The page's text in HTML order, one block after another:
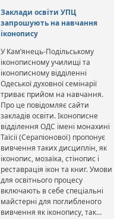
Заклади освіти УПЦ
запрошують на навчання
іконопису
У Кам’янець-Подільському
іконописному училищі та
іконописному відділенні
Одеської духовної семінарії
триває прийом на навчання.
Про це повідомляє сайти
закладів освіти. Іконописне
відділення ОДС імені монахині
Таїсії (Серапіонової) пропонує
вивчення таких дисциплін, як
іконопис, мозаїка, стінопис і
реставрація ікон та книг. Умови
для освітнього процесу
включають в себе спеціальні
майстерні для поглибленого
вивчення як іконопису, так…